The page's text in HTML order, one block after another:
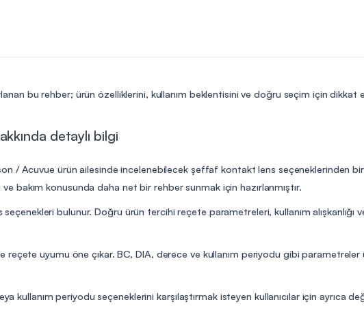
bu rehber; ürün özelliklerini, kullanım beklentisini ve doğru seçim için dikkat
detaylı bilgi
/ Acuvue ürün ailesinde incelenebilecek şeffaf kontakt lens seçeneklerinden
bakım konusunda daha net bir rehber sunmak için hazırlanmıştır.
bulunur. Doğru ürün tercihi reçete parametreleri, kullanım alışkanlığı
uyumu öne çıkar. BC, DIA, derece ve kullanım periyodu gibi parametreler
kullanım periyodu seçeneklerini karşılaştırmak isteyen kullanıcılar için ayrıca